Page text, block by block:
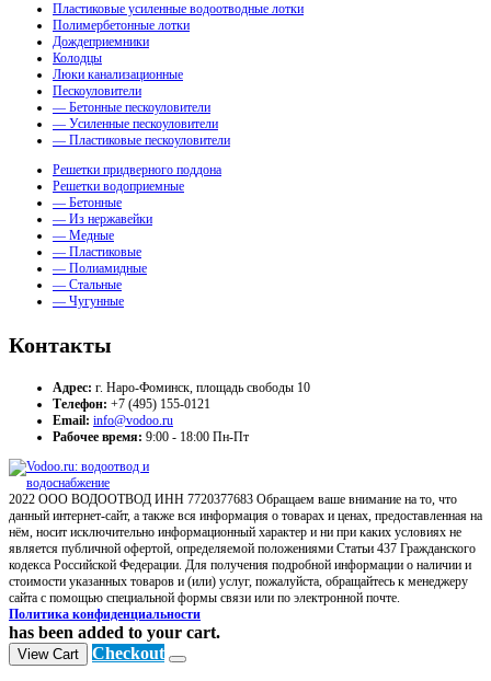
Пластиковые усиленные водоотводные лотки
Полимербетонные лотки
Дождеприемники
Колодцы
Люки канализационные
Пескоуловители
— Бетонные пескоуловители
— Усиленные пескоуловители
— Пластиковые пескоуловители
Решетки придверного поддона
Решетки водоприемные
— Бетонные
— Из нержавейки
— Медные
— Пластиковые
— Полиамидные
— Стальные
— Чугунные
Контакты
Адрес: г. Наро-Фоминск, площадь свободы 10
Телефон: +7 (495) 155-0121
Email: info@vodoo.ru
Рабочее время: 9:00 - 18:00 Пн-Пт
2022 ООО ВОДООТВОД ИНН 7720377683 Обращаем ваше внимание на то, что
данный интернет-сайт, а также вся информация о товарах и ценах, предоставленная на
нём, носит исключительно информационный характер и ни при каких условиях не
является публичной офертой, определяемой положениями Статьи 437 Гражданского
кодекса Российской Федерации. Для получения подробной информации о наличии и
стоимости указанных товаров и (или) услуг, пожалуйста, обращайтесь к менеджеру
сайта с помощью специальной формы связи или по электронной почте.
Политика конфиденциальности
has been added to your cart.
View Cart Checkout